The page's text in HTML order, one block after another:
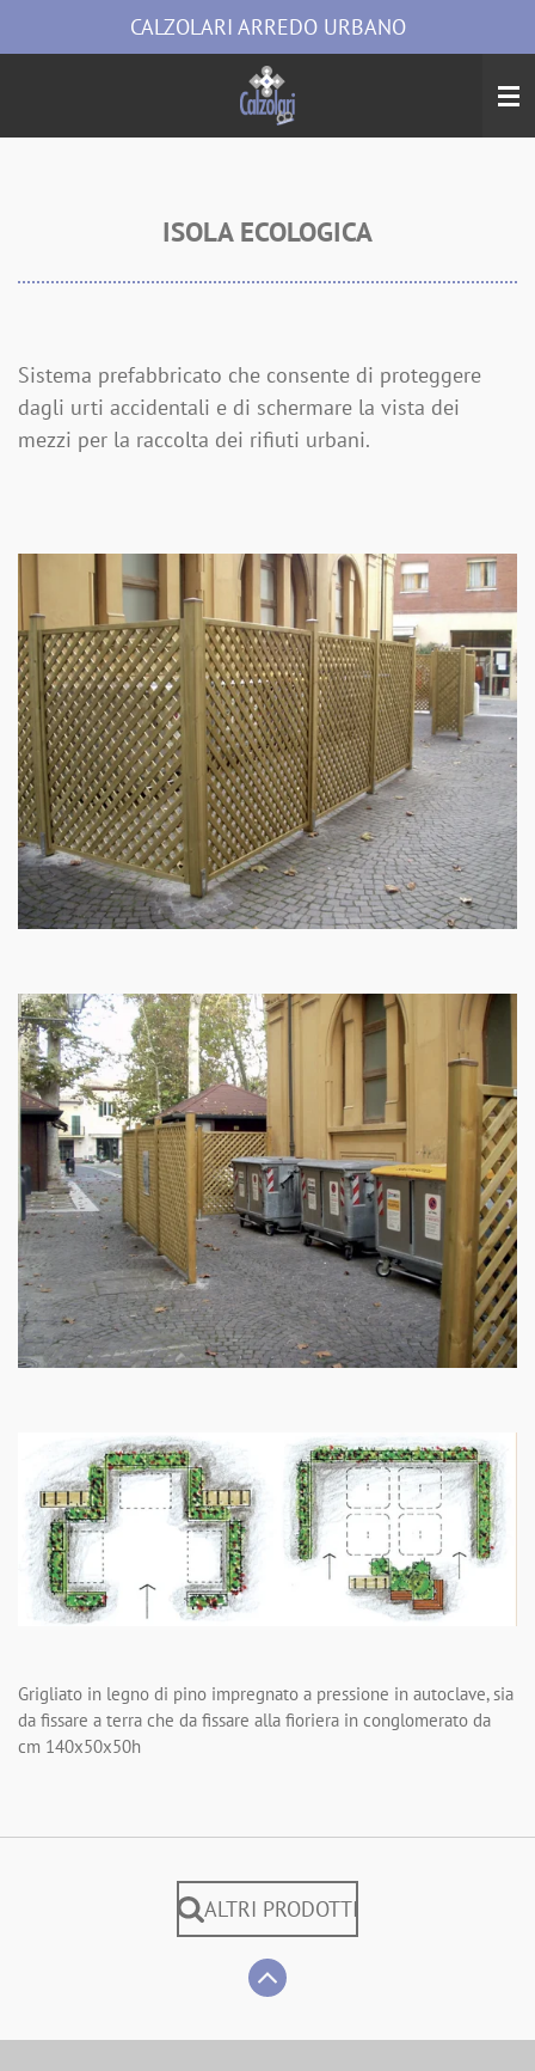
al
CALZOLARI ARREDO URBANO
ISOLA ECOLOGICA
Sistema prefabbricato che consente di proteggere
dagli urti accidentali e di schermare la vista dei
mezzi per la raccolta dei rifiuti urbani.
Grigliato in legno di pino impregnato a pressione in autoclave, sia
da fissare a terra che da fissare alla fioriera in conglomerato da
cm 140x50x50h
ALTRI PRODOTTI